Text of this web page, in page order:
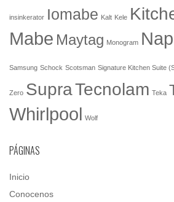
insinkerator Iomabe Kalt Kele
Mabe Maytag Monogram
Samsung Schock Scotsman Signature Kitchen Suite
Zero SupraTecnolam Teka
Whirlpool Wolf
PÁGINAS
Inicio
Conocenos